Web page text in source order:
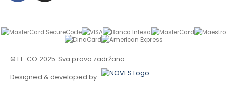
© EL-CO 2025. Sva prava zadržana.
Designed & developed by: